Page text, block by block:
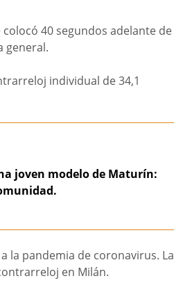
40 segundos adelante de
general.
individual de 34,1
joven modelo de Maturín:
la pandemia de coronavirus. La
en Milán.